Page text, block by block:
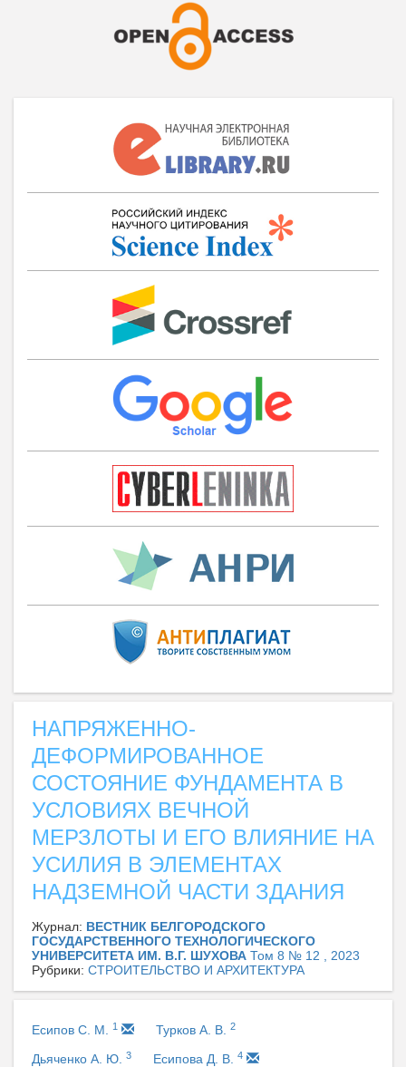
НАПРЯЖЕННО-
ДЕФОРМИРОВАННОЕ
СОСТОЯНИЕ ФУНДАМЕНТА В
УСЛОВИЯХ ВЕЧНОЙ
МЕРЗЛОТЫ И ЕГО ВЛИЯНИЕ НА
УСИЛИЯ В ЭЛЕМЕНТАХ
НАДЗЕМНОЙ ЧАСТИ ЗДАНИЯ
Журнал: ВЕСТНИК БЕЛГОРОДСКОГО
ГОСУДАРСТВЕННОГО ТЕХНОЛОГИЧЕСКОГО
УНИВЕРСИТЕТА ИМ. В.Г. ШУХОВА Том 8 № 12 , 2023
Рубрики: СТРОИТЕЛЬСТВО И АРХИТЕКТУРА
Есипов С. М. 1 Турков А. В. 2
Дьяченко А. Ю. 3 Есипова Д. В. 4